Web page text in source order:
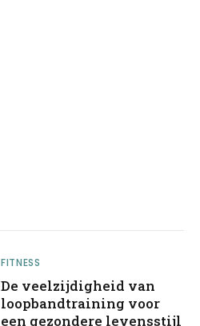
FITNESS
De veelzijdigheid van
loopbandtraining voor
een gezondere levensstijl